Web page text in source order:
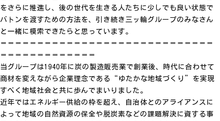
をさらに推進し、後の世代を生きる人たちに少しでも良い状態で
バトンを渡すための方法を、引き続き三ッ輪グループのみなさん
と一緒に模索できたらと思っています。
＝＝＝＝＝＝＝＝＝＝＝＝＝＝＝＝＝＝＝＝＝＝＝＝＝＝＝＝＝
＝＝＝＝＝＝＝＝＝＝＝＝＝
当グループは1940年に炭の製造販売業で創業後、時代に合わせて
商材を変えながら企業理念である“ゆたかな地域づくり”を実現
すべく地域社会と共に歩んでまいりました。
近年ではエネルギー供給の枠を超え、自治体とのアライアンスに
よって地域の自然資源の保全や脱炭素などの課題解決に資する事